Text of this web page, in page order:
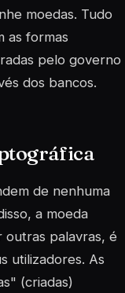
moedas. Tudo
as formas
pelo governo
dos bancos.
de nenhuma
a moeda
outras palavras, é
utilizadores. As
(criadas)